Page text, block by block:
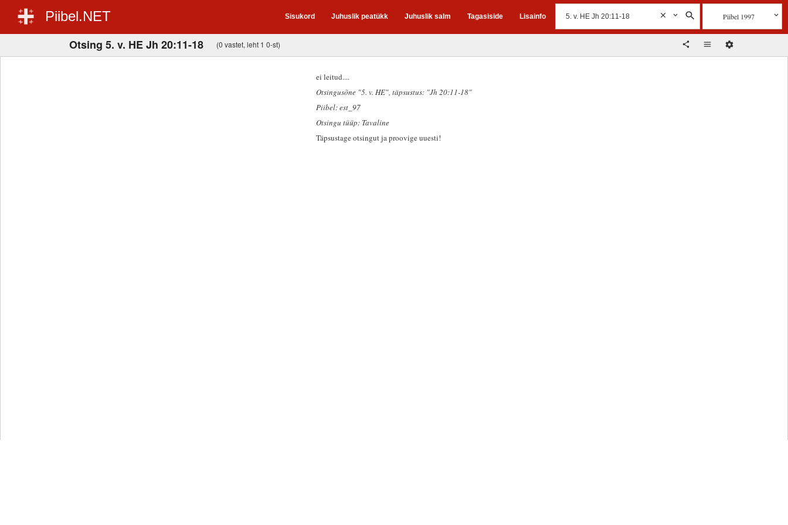
Piibel.NET Sisukord Juhuslik peatükk Juhuslik salm Tagasiside Lisainfo Piibel 1997
Otsing 5. v. HE Jh 20:11-18 (0 vastet, leht 1 0-st)
ei leitud....
Otsingusõne "5. v. HE", täpsustus: "Jh 20:11-18"
Piibel: est_97
Otsingu tüüp: Tavaline
Täpsustage otsingut ja proovige uuesti!